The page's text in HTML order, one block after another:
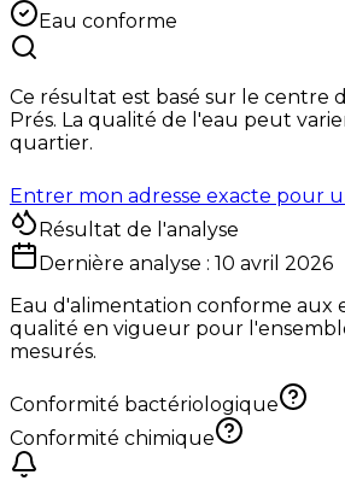
Eau conforme
Ce résultat est basé sur le centre
Prés. La qualité de l'eau peut
quartier.
Entrer mon adresse exacte pour
Résultat de l'analyse
Dernière analyse : 10 avril 2026
Eau d'alimentation conforme aux
qualité en vigueur pour
mesurés.
Conformité bactériologique
Conformité chimique